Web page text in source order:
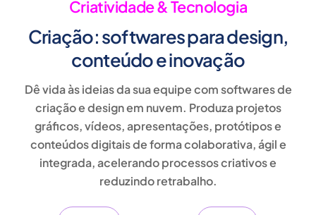
Criatividade & Tecnologia
Criação: softwares para design,
conteúdo e inovação
Dê vida às ideias da sua equipe com softwares de
criação e design em nuvem. Produzaprojetos
gráficos, vídeos, apresentações, protótipos e
conteúdos digitaisde forma colaborativa, ágil e
integrada, acelerando processos criativos e
reduzindo retrabalho.